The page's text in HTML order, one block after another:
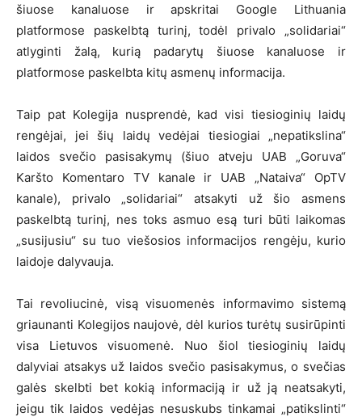
šiuose kanaluose ir apskritai Google Lithuania
platformose paskelbtą turinį, todėl privalo „solidariai“
atlyginti žalą, kurią padarytų šiuose kanaluose ir
platformose paskelbta kitų asmenų informacija.
Taip pat Kolegija nusprendė, kad visi tiesioginių laidų
rengėjai, jei šių laidų vedėjai tiesiogiai „nepatikslina“
laidos svečio pasisakymų (šiuo atveju UAB „Goruva“
Karšto Komentaro TV kanale ir UAB „Nataiva“ OpTV
kanale), privalo „solidariai“ atsakyti už šio asmens
paskelbtą turinį, nes toks asmuo esą turi būti laikomas
„susijusiu“ su tuo viešosios informacijos rengėju, kurio
laidoje dalyvauja.
Tai revoliucinė, visą visuomenės informavimo sistemą
griaunanti Kolegijos naujovė, dėl kurios turėtų susirūpinti
visa Lietuvos visuomenė. Nuo šiol tiesioginių laidų
dalyviai atsakys už laidos svečio pasisakymus, o svečias
galės skelbti bet kokią informaciją ir už ją neatsakyti,
jeigu tik laidos vedėjas nesuskubs tinkamai „patikslinti“